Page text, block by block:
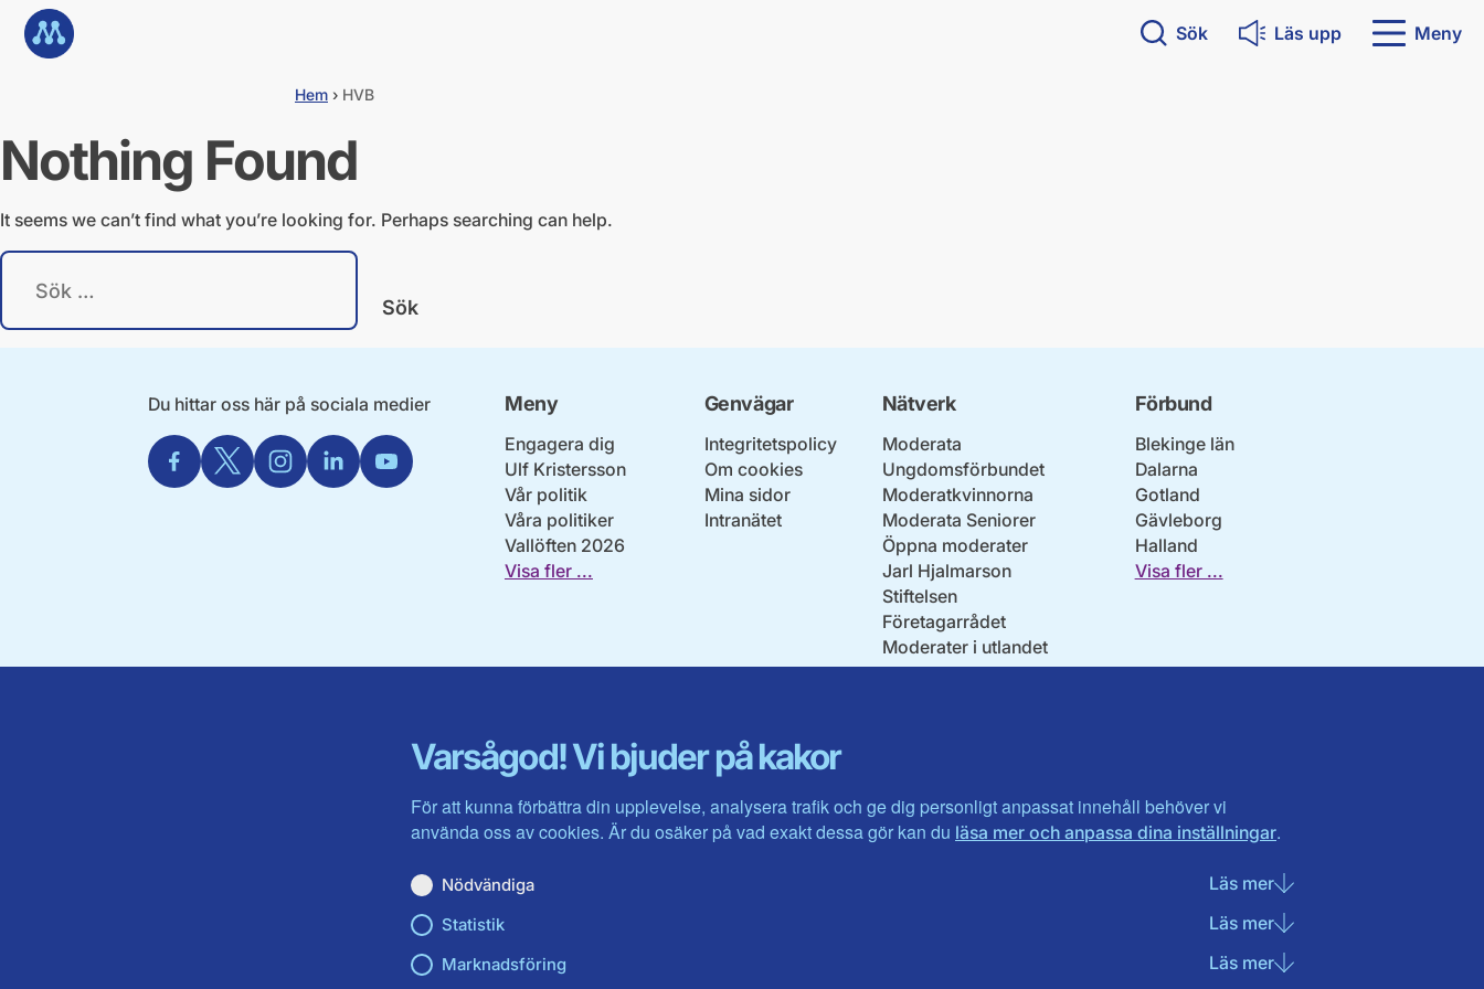
Varsågod! Vi bjuder på kakor
För att kunna förbättra din upplevelse, analysera trafik och ge dig personligt anpassat innehåll behöver vi
använda oss av cookies. Är du osäker på vad exakt dessa gör kan du läsa mer och anpassa dina inställningar.
Nödvändiga Läs merom Nödvändiga cookies
Statistik Läs merom Statistik cookies
Marknadsföring Läs merom Marknadsföring
k
t
i
l
l
n
Sök Läs upp Meny
Hem › HVB
Nothing Found
It seems we can’t find what you’re looking for. Perhaps searching can help.
S
e
Du hittar oss här på sociala medier
Facebook
X InstagramLinkedinYoutube
Meny
Engagera dig
Ulf Kristersson
Vår politik
Våra politiker
Vallöften 2026
Visa fler ...
Genvägar
Integritetspolicy
Om cookies
Mina sidor
Intranätet
Nätverk
Moderata
Ungdomsförbundet
Moderatkvinnorna
Moderata Seniorer
Öppna moderater
Jarl Hjalmarson
Stiftelsen
Företagarrådet
Moderater i utlandet
Förbund
Blekinge län
Dalarna
Gotland
Gävleborg
Halland
Visa fler ...